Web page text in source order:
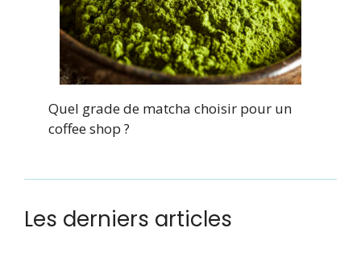
Quel grade de matcha choisir pour un
coffee shop ?
Les derniers articles